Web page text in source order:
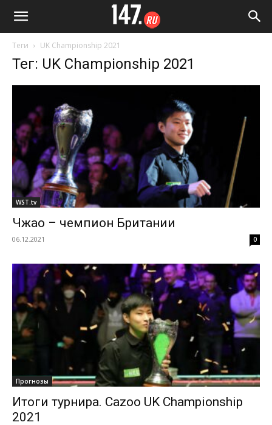
Теги UK Championship 2021
Тег: UK Championship 2021
WST.tv
Чжао – чемпион Британии
06.12.2021 0
Прогнозы
Итоги турнира. Cazoo UK Championship
2021